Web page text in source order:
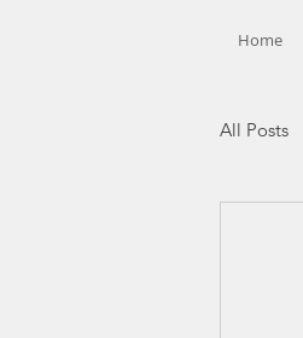
Home
All Posts